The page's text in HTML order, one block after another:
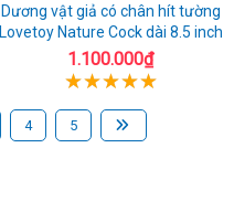
Dương vật giả có chân hít tường
Lovetoy Nature Cock dài 8.5 inch
1.100.000₫
4 5